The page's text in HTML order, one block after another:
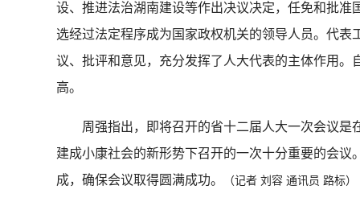
设、推进法治湖南建设等作出决议决定，任免和批
选经过法定程序成为国家政权机关的领导人员。代
议、批评和意见，充分发挥了人大代表的主体作用
高。
周强指出，即将召开的省十二届人大一次会议是在
建成小康社会的新形势下召开的一次十分重要的会
成，确保会议取得圆满成功。
（记者 刘容 通讯员 路标）